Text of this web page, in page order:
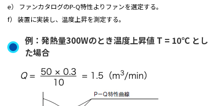
e） ファンカタログのP-Q特性よりファンを選定する。
f） 装置に実装し、温度上昇を測定する。
例：発熱量300Wのとき温度上昇値 T = 10℃ とし
た場合